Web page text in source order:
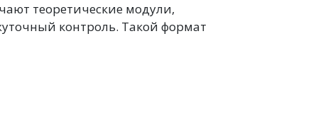
теоретические модули,
контроль. Такой формат